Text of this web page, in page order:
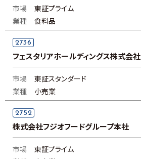
市場
東証プライム
業種
食料品
2736
フェスタリアホールディングス株式会社
市場
東証スタンダード
業種
小売業
2752
株式会社フジオフードグループ本社
市場
東証プライム